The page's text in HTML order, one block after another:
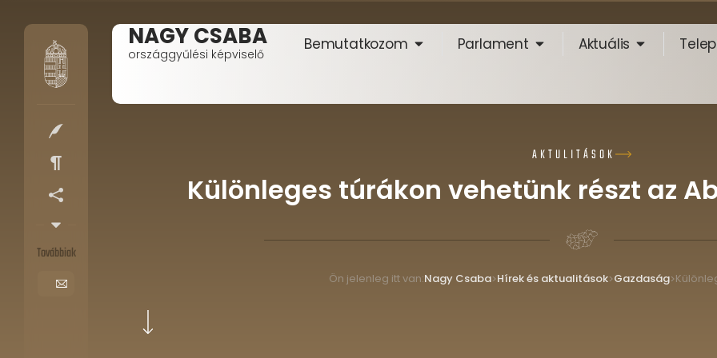
Továbbiak
NAGY CSABA
országgyűlési képviselő
Bemutatkozom Parlament Aktuális
AKTULITÁSOK
Különleges túrákon vehetünk részt az
Ön jelenleg itt van:Nagy Csaba>Hírek és aktualitások>Gazdaság>